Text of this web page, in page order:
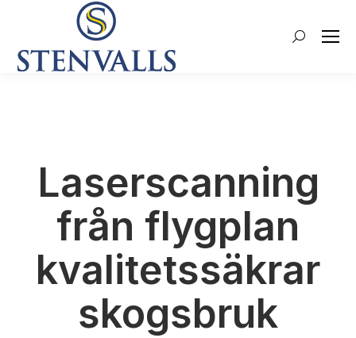
Search:
Laserscanning
från flygplan
kvalitetssäkrar
skogsbruk